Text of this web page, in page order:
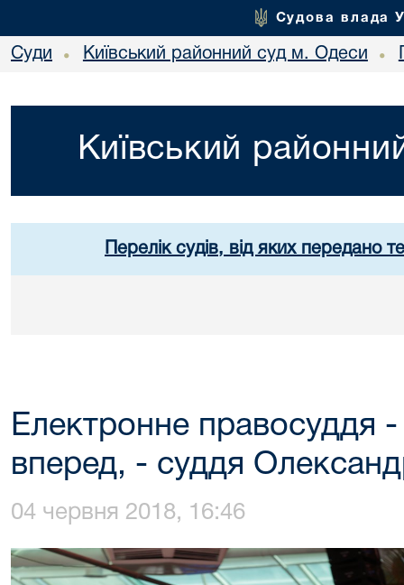
Судова влада
Суди • Київський районний суд м. Одеси •
Київський
Перелік судів, від яких передано
Електронне правосуддя
вперед, - суддя
04 червня 2018, 16:46